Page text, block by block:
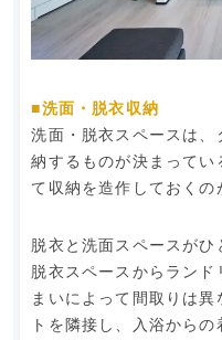
■洗面・脱衣収納
洗面・脱衣スペースは、
納するものが決まって
て収納を造作しておくの
脱衣と洗面スペースが
脱衣スペースからラン
まいによって間取りは
トを隣接し、入浴から